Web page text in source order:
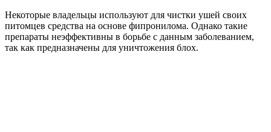
Некоторые владельцы используют для чистки ушей своих
питомцев средства на основе фипронилома. Однако такие
препараты неэффективны в борьбе с данным заболеванием,
так как предназначены для уничтожения блох.